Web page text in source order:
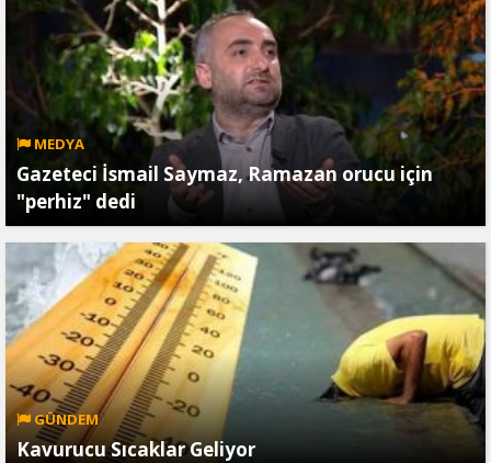
MEDYA
Gazeteci İsmail Saymaz, Ramazan orucu için
"perhiz" dedi
GÜNDEM
Kavurucu Sıcaklar Geliyor